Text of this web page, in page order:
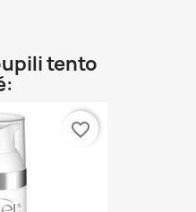
tento
favorite_border